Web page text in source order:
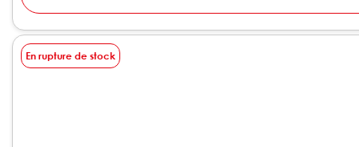
En rupture de stock